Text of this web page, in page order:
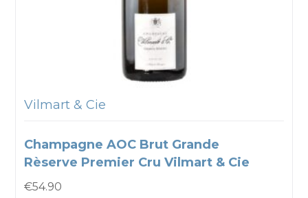
Vilmart & Cie
Champagne AOC Brut Grande
Rèserve Premier Cru Vilmart & Cie
€54.90